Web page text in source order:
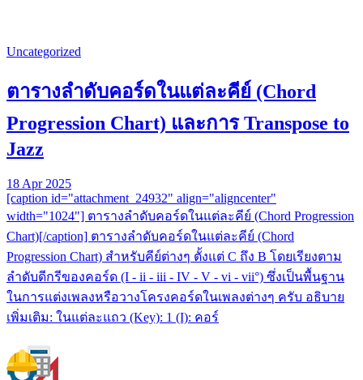
Uncategorized
ตารางลำดับคอร์ดในแต่ละคีย์ (Chord
Progression Chart) และการ Transpose to
Jazz
18 Apr 2025
[caption id="attachment_24932" align="aligncenter"
width="1024"] ตารางลำดับคอร์ดในแต่ละคีย์ (Chord Progression
Chart)[/caption] ตารางลำดับคอร์ดในแต่ละคีย์ (Chord
Progression Chart) สำหรับคีย์ต่างๆ ตั้งแต่ C ถึง B โดยเรียงตาม
ลำดับดีกรีของคอร์ด (I - ii - iii - IV - V - vi - vii°) ซึ่งเป็นพื้นฐาน
ในการแต่งเพลงหรือวางโครงคอร์ดในเพลงต่างๆ ครับ อธิบาย
เพิ่มเติม: ในแต่ละแถว (Key): 1 (I): คอร์